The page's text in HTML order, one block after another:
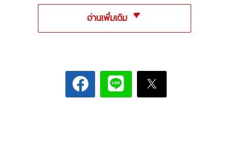
อ่านเพิ่มเติม